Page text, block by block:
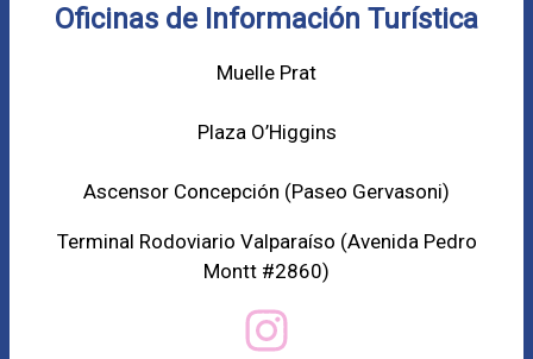
Oficinas de Información Turística
Muelle Prat
Plaza O’Higgins
Ascensor Concepción (Paseo Gervasoni)
Terminal Rodoviario Valparaíso (Avenida Pedro
Montt #2860)